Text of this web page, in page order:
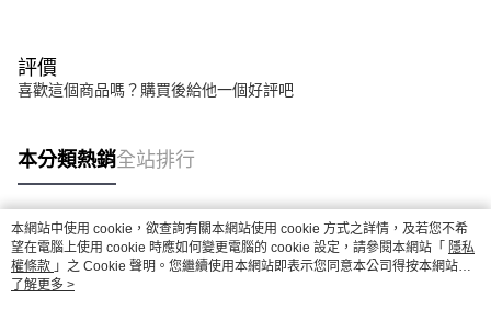
評價
喜歡這個商品嗎？購買後給他一個好評吧
本分類熱銷全站排行
熱門標籤
本網站中使用 cookie，欲查詢有關本網站使用 cookie 方式之詳情，及若您不希
望在電腦上使用 cookie 時應如何變更電腦的 cookie 設定，請參閱本網站「 隱私
權條款 」之 Cookie 聲明。您繼續使用本網站即表示您同意本公司得按本網站使
用條款之 Cookie 聲明使用 cookie。
了解更多 >